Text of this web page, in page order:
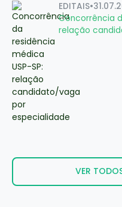
EDITAIS•
Concorrência
relação
VER